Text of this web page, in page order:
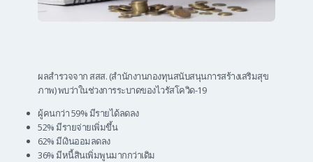
ผลสำรวจจาก สสส. (สำนักงานกองทุนสนับสนุนการสร้างเสริมสุข
ภาพ) พบว่าในช่วงการระบาดของไวรัสโควิด-19
ผู้คนกว่า 59% มีรายได้ลดลง
52% มีรายจ่ายเพิ่มขึ้น
62% มีเงินออมลดลง
36% มีหนี้สินเพิ่มพูนมากกว่าเดิม